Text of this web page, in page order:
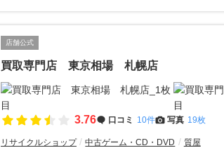
店舗公式
買取専門店 東京相場 札幌店
3.76 口コミ 10件 写真 19枚
リサイクルショップ 中古ゲーム・CD・DVD 質屋